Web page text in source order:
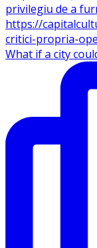
What if a city